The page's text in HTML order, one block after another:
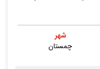
شهر
چمستان